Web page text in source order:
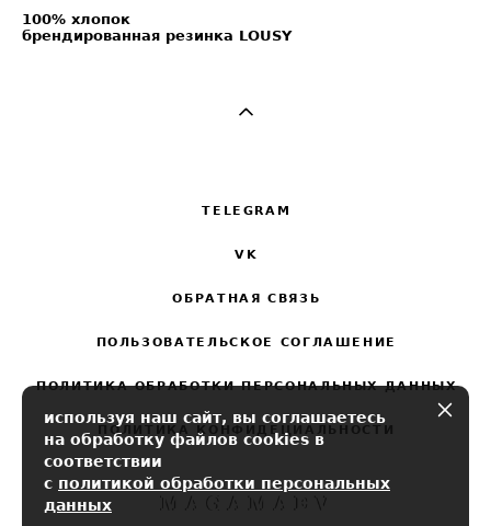
100% хлопок
брендированная резинка LOUSY
TELEGRAM
VK
ОБРАТНАЯ СВЯЗЬ
ПОЛЬЗОВАТЕЛЬСКОЕ СОГЛАШЕНИЕ
ПОЛИТИКА ОБРАБОТКИ ПЕРСОНАЛЬНЫХ ДАННЫХ
ПОЛИТИКА КОНФИДЕЦИАЛЬНОСТИ
используя наш сайт, вы соглашаетесь
на обработку файлов cookies в
соответствии
с политикой обработки персональных
данных